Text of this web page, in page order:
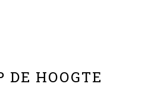
DE HOOGTE